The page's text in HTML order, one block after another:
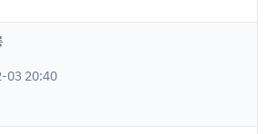
03 20:40